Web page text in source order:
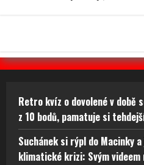
Retro kvíz o dovolené v době
z 10 bodů, pamatuje si
Suchánek si rýpl do Macinky
klimatické krizi: Svým